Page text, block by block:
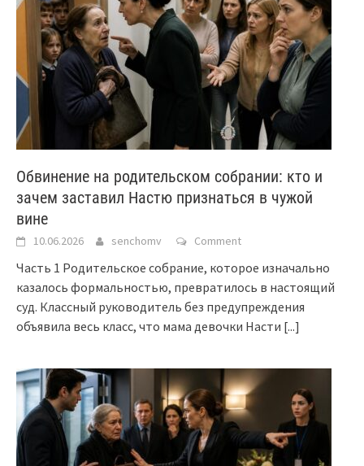
Обвинение на родительском собрании: кто и
зачем заставил Настю признаться в чужой
вине
10.06.2026 senchomv Comment
Часть 1 Родительское собрание, которое изначально
казалось формальностью, превратилось в настоящий
суд. Классный руководитель без предупреждения
объявила весь класс, что мама девочки Насти [...]